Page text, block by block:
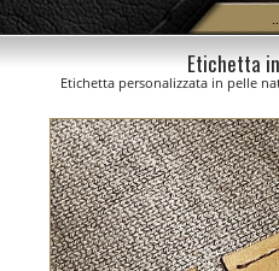
Etichetta
Etichetta personalizzata in pelle